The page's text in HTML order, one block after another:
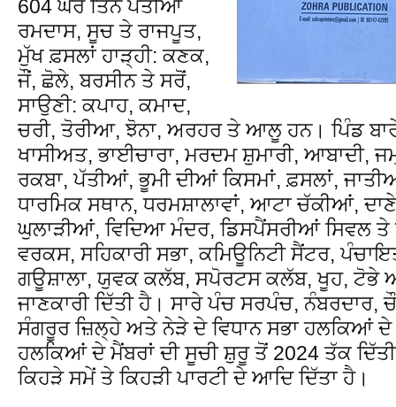
604 ਘਰ ਤਿੰਨ ਪੱਤੀਆਂ
ਰਮਦਾਸ, ਸੂਚ ਤੇ ਰਾਜਪੂਤ,
ਮੁੱਖ ਫ਼ਸਲਾਂ ਹਾੜ੍ਹੀ: ਕਣਕ,
ਜੌਂ, ਛੋਲੇ, ਬਰਸੀਨ ਤੇ ਸਰੋਂ,
ਸਾਉਣੀ: ਕਪਾਹ, ਕਮਾਦ,
ਚਰੀ, ਤੋਰੀਆ, ਝੋਨਾ, ਅਰਹਰ ਤੇ ਆਲੂ ਹਨ। ਪਿੰਡ ਬਾਰੇ
ਖਾਸੀਅਤ, ਭਾਈਚਾਰਾ, ਮਰਦਮ ਸ਼ੁਮਾਰੀ, ਆਬਾਦੀ,
ਰਕਬਾ, ਪੱਤੀਆਂ, ਭੂਮੀ ਦੀਆਂ ਕਿਸਮਾਂ, ਫ਼ਸਲਾਂ,
ਧਾਰਮਿਕ ਸਥਾਨ, ਧਰਮਸ਼ਾਲਾਵਾਂ, ਆਟਾ ਚੱਕੀਆਂ,
ਘੁਲਾੜੀਆਂ, ਵਿਦਿਆ ਮੰਦਰ, ਡਿਸਪੈਂਸਰੀਆਂ ਸਿਵਲ ਤੇ
ਵਰਕਸ, ਸਹਿਕਾਰੀ ਸਭਾ, ਕਮਿਊਨਿਟੀ ਸੈਂਟਰ,
ਗਊਸ਼ਾਲਾ, ਯੁਵਕ ਕਲੱਬ, ਸਪੋਰਟਸ ਕਲੱਬ, ਖੂਹ, ਟੋਭੇ
ਜਾਣਕਾਰੀ ਦਿੱਤੀ ਹੈ। ਸਾਰੇ ਪੰਚ ਸਰਪੰਚ, ਨੰਬਰਦਾਰ,
ਸੰਗਰੂਰ ਜ਼ਿਲ੍ਹੇ ਅਤੇ ਨੇੜੇ ਦੇ ਵਿਧਾਨ ਸਭਾ ਹਲਕਿਆਂ ਦੇ
ਹਲਕਿਆਂ ਦੇ ਮੈਂਬਰਾਂ ਦੀ ਸੂਚੀ ਸ਼ੁਰੂ ਤੋਂ 2024 ਤੱਕ
ਕਿਹੜੇ ਸਮੇਂ ਤੇ ਕਿਹੜੀ ਪਾਰਟੀ ਦੇ ਆਦਿ ਦਿੱਤਾ ਹੈ।